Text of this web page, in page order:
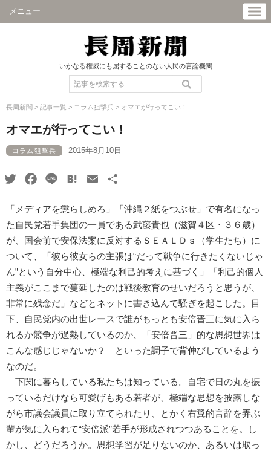
メニュー
いかなる権威にも屈することのない人民の言論機関
長周新聞 > 記事一覧 > コラム狙撃兵 > オマエが行ってこい！
オマエが行ってこい！
コラム狙撃兵 2015年8月10日
TwitterFacebook
Line HatenaEmail
「メディアを懲らしめろ」「沖縄２紙をつぶせ」で有名になっ
た自民党若手集団の一員である武藤貴也（滋賀４区・３６歳）
が、国会前で安保法案に反対するＳＥＡＬＤｓ（学生たち）に
ついて、「彼ら彼女らの主張は“だって戦争に行きたくないじゃ
ん”という自分中心、極端な利己的考えに基づく」「利己的個人
主義がここまで蔓延したのは戦後教育のせいだろうと思うが、
非常に残念だ」などとネットに書き込んで騒ぎを起こした。目
下、自民党内の出世レースで誰がもっとも安倍晋三に気に入ら
れるか競争が過熱しているのか、「安倍晋三」的な思想世界は
こんな感じじゃないか？ といった調子で背伸びしているよう
なのだ。
下関に暮らしている私たちは知っている。自宅で日の丸を振
っているだけなら可愛げもある若者が、極端な思想を披露しな
がら市議会議員に取り立てられたり、とかく右翼的言辞を弄ぶ
輩が気に入られて“安倍派”若手が形成されつつあることを。し
かし、どうだろうか。思想学習が足りないのか、あるいは取っ